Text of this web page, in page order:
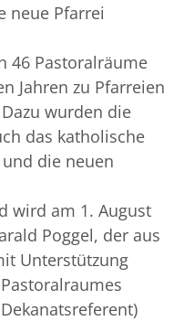
neue Pfarrei
46 Pastoralräume
Jahren zu Pfarreien
wurden die
das katholische
die neuen
wird am 1. August
Poggel, der aus
Unterstützung